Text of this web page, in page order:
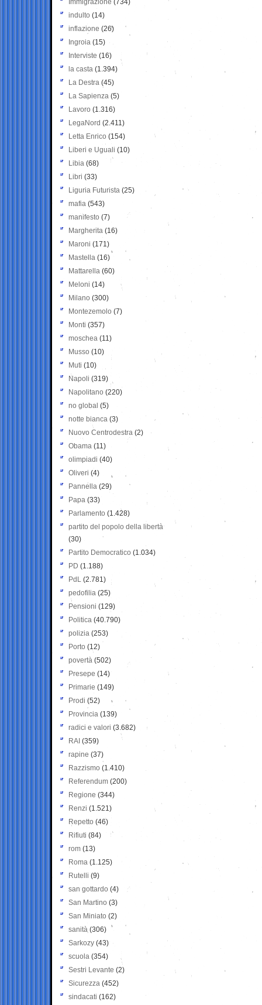
Immigrazione (734)
indulto (14)
inflazione (26)
Ingroia (15)
Interviste (16)
la casta (1.394)
La Destra (45)
La Sapienza (5)
Lavoro (1.316)
LegaNord (2.411)
Letta Enrico (154)
Liberi e Uguali (10)
Libia (68)
Libri (33)
Liguria Futurista (25)
mafia (543)
manifesto (7)
Margherita (16)
Maroni (171)
Mastella (16)
Mattarella (60)
Meloni (14)
Milano (300)
Montezemolo (7)
Monti (357)
moschea (11)
Musso (10)
Muti (10)
Napoli (319)
Napolitano (220)
no global (5)
notte bianca (3)
Nuovo Centrodestra (2)
Obama (11)
olimpiadi (40)
Oliveri (4)
Pannella (29)
Papa (33)
Parlamento (1.428)
partito del popolo della libertà
(30)
Partito Democratico (1.034)
PD (1.188)
PdL (2.781)
pedofilia (25)
Pensioni (129)
Politica (40.790)
polizia (253)
Porto (12)
povertà (502)
Presepe (14)
Primarie (149)
Prodi (52)
Provincia (139)
radici e valori (3.682)
RAI (359)
rapine (37)
Razzismo (1.410)
Referendum (200)
Regione (344)
Renzi (1.521)
Repetto (46)
Rifiuti (84)
rom (13)
Roma (1.125)
Rutelli (9)
san gottardo (4)
San Martino (3)
San Miniato (2)
sanità (306)
Sarkozy (43)
scuola (354)
Sestri Levante (2)
Sicurezza (452)
sindacati (162)